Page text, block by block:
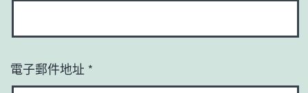
電子郵件地址 *